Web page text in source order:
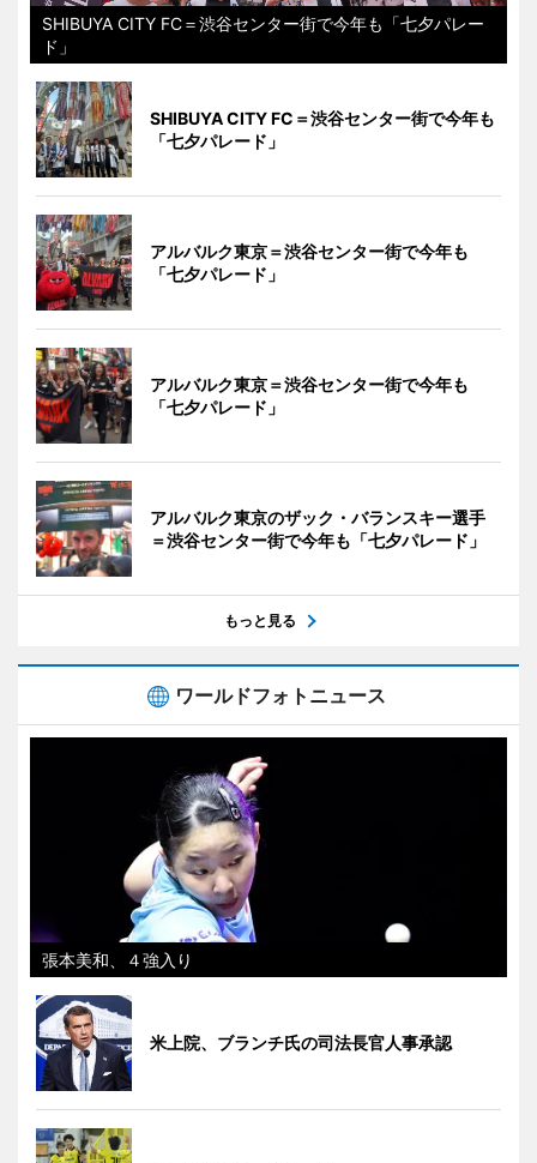
SHIBUYA CITY FC＝渋谷センター街で今年も「七夕パレー
ド」
SHIBUYA CITY FC＝渋谷センター街で今年も
「七夕パレード」
アルバルク東京＝渋谷センター街で今年も
「七夕パレード」
アルバルク東京＝渋谷センター街で今年も
「七夕パレード」
アルバルク東京のザック・バランスキー選手
＝渋谷センター街で今年も「七夕パレード」
もっと見る
ワールドフォトニュース
張本美和、４強入り
米上院、ブランチ氏の司法長官人事承認